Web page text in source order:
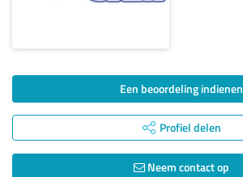
Een beoordeling indienen
Profiel delen
Neem contact op